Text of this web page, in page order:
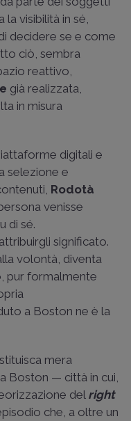
visibilità in sé,
decidere se e come
ciò, sembra
reattivo,
già realizzata,
in misura
digitali e
selezione e
Rodotà
venisse
su di sé.
significato.
volontà, diventa
pur formalmente
a Boston ne è la
mera
Boston — città in cui,
del right
che, a oltre un